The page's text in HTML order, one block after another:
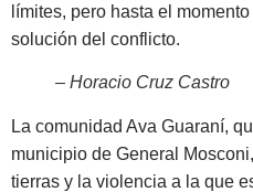
límites, pero hasta el
solución del conflicto.
– Horacio Cruz Castro
La comunidad Ava Guaraní,
municipio de General
tierras y la violencia a la que